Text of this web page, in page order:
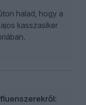
halad, hogy a
kasszasiker